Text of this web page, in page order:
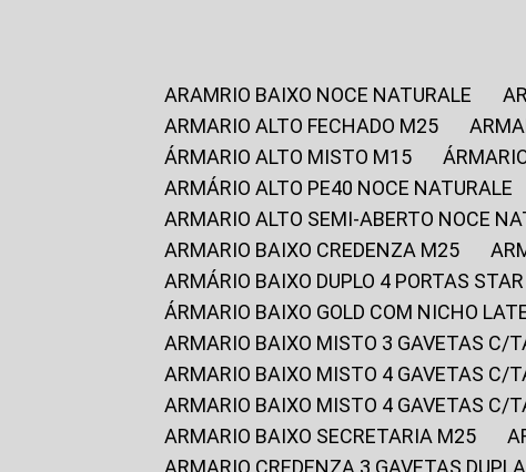
ARAMRIO BAIXO NOCE NATURALE
ARMARIO ALTO FECHADO M25
ÁRMARIO ALTO MISTO M15
ARMÁRIO ALTO PE40 NOCE NATURALE
ARMARIO ALTO SEMI-ABERTO NOCE
ARMARIO BAIXO CREDENZA M25
ARMÁRIO BAIXO DUPLO 4 PORTAS
ÁRMARIO BAIXO GOLD COM NICHO
ARMARIO BAIXO MISTO 3 GAVETAS
ARMARIO BAIXO MISTO 4 GAVETAS
ARMARIO BAIXO MISTO 4 GAVETAS
ARMARIO BAIXO SECRETARIA M25
ARMARIO CREDENZA 3 GAVETAS